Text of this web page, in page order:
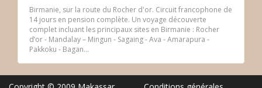
Birmanie, sur la route du Rocher d'or. Circuit francophone de
14 jours en pension complète. Un voyage découverte
complet incluant les principaux sites en Birmanie : Rocher
d’or - Mandalay – Mingun - Sagaing - Ava - Amarapura -
Pakkoku - Bagan...